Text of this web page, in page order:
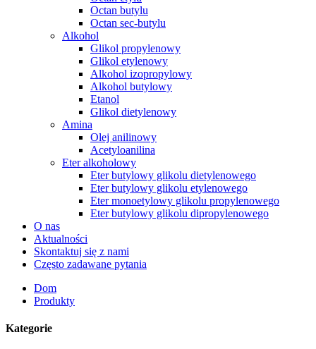
Octan butylu
Octan sec-butylu
Alkohol
Glikol propylenowy
Glikol etylenowy
Alkohol izopropylowy
Alkohol butylowy
Etanol
Glikol dietylenowy
Amina
Olej anilinowy
Acetyloanilina
Eter alkoholowy
Eter butylowy glikolu dietylenowego
Eter butylowy glikolu etylenowego
Eter monoetylowy glikolu propylenowego
Eter butylowy glikolu dipropylenowego
O nas
Aktualności
Skontaktuj się z nami
Często zadawane pytania
Dom
Produkty
Kategorie